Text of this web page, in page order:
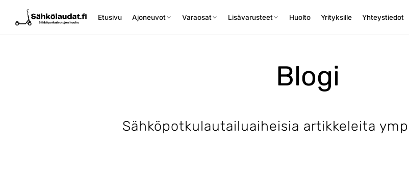
Etusivu Ajoneuvot Varaosat Lisävarusteet Huolto Yrityksille Yhteystiedot
Blogi
Sähköpotkulautailuaiheisia artikkeleita